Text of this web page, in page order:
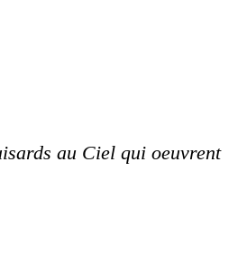
au Ciel qui oeuvrent